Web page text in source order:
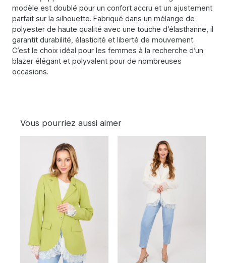
modèle est doublé pour un confort accru et un ajustement
parfait sur la silhouette. Fabriqué dans un mélange de
polyester de haute qualité avec une touche d’élasthanne, il
garantit durabilité, élasticité et liberté de mouvement.
C’est le choix idéal pour les femmes à la recherche d’un
blazer élégant et polyvalent pour de nombreuses
occasions.
Vous pourriez aussi aimer